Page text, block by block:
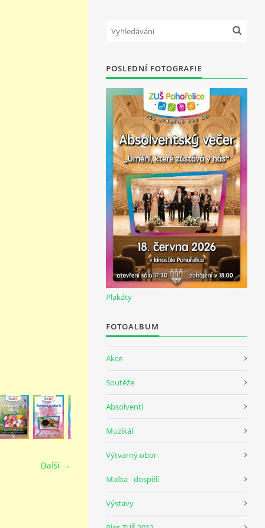
Další →
POSLEDNÍ FOTOGRAFIE
Plakáty
FOTOALBUM
Akce
Soutěže
Absolventi
Muzikál
Výtvarný obor
Malba - dospělí
Výstavy